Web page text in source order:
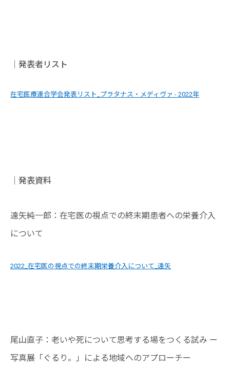
｜発表者リスト
在宅医療連合学会発表リスト_プラタナス・メディヴァ - 2022年
｜発表資料
遠矢純一郎：在宅医の視点での終末期患者への栄養介入
について
2022_在宅医の視点での終末期栄養介入について_遠矢
尾山直子：老いや死について思考する場をつくる試み ー
写真展「ぐるり。」による地域へのアプローチー